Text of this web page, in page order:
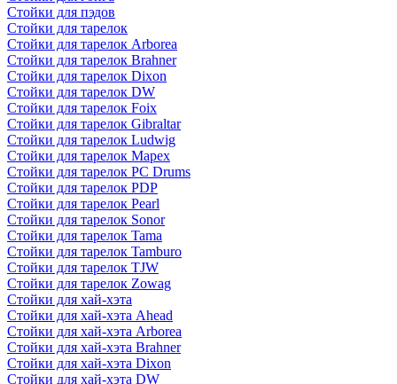
Стойки для пэдов
Стойки для тарелок
Стойки для тарелок Arborea
Стойки для тарелок Brahner
Стойки для тарелок Dixon
Стойки для тарелок DW
Стойки для тарелок Foix
Стойки для тарелок Gibraltar
Стойки для тарелок Ludwig
Стойки для тарелок Mapex
Стойки для тарелок PC Drums
Стойки для тарелок PDP
Стойки для тарелок Pearl
Стойки для тарелок Sonor
Стойки для тарелок Tama
Стойки для тарелок Tamburo
Стойки для тарелок TJW
Стойки для тарелок Zowag
Стойки для хай-хэта
Стойки для хай-хэта Ahead
Стойки для хай-хэта Arborea
Стойки для хай-хэта Brahner
Стойки для хай-хэта Dixon
Стойки для хай-хэта DW